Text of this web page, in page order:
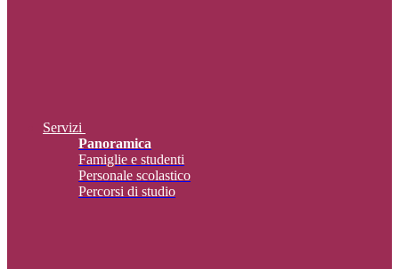
Servizi
Panoramica
Famiglie e studenti
Personale scolastico
Percorsi di studio